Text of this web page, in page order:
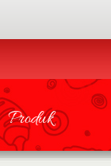
Produk